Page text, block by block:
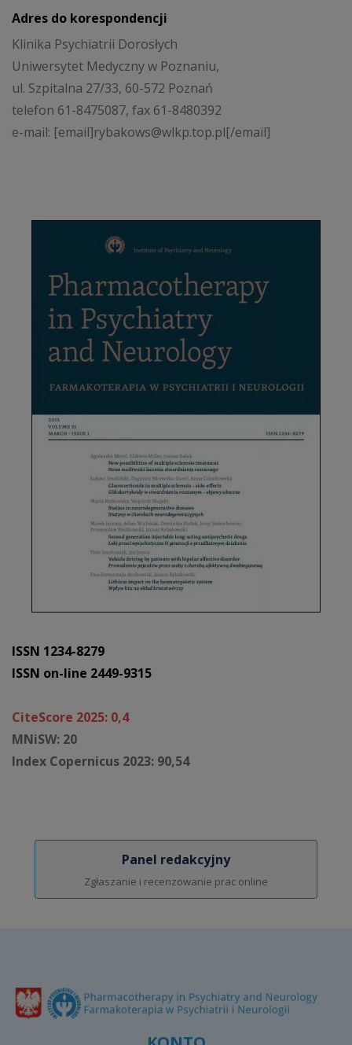
ISSN 1234-8279
ISSN on-line 2449-9315
CiteScore 2025: 0,4
MNiSW: 20
Index Copernicus 2023: 90,54
Panel redakcyjny
Zgłaszanie i recenzowanie prac online
Adres do korespondencji
Klinika Psychiatrii Dorosłych
Uniwersytet Medyczny w Poznaniu,
ul. Szpitalna 27/33, 60-572 Poznań
telefon 61-8475087, fax 61-8480392
e-mail: [email]rybakows@wlkp.top.pl[/email]